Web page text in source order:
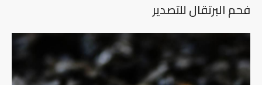
فحم البرتقال للتصدير